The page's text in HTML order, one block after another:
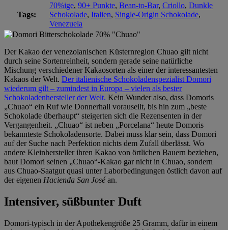
Tags:
70%ige, 90+ Punkte, Bean-to-Bar, Criollo, Dunkle
Schokolade, Italien, Single-Origin Schokolade,
Venezuela
Der Kakao der venezolanischen Küsternregion Chuao gilt nicht
durch seine Sortenreinheit, sondern gerade seine natürliche
Mischung verschiedener Kakaosorten als einer der interessantesten
Kakaos der Welt. Der italienische Schokoladenspezialist Domori
wiederum gilt – zumindest in Europa – vielen als bester
Schokoladenhersteller der Welt. Kein Wunder also, dass Domoris
„Chuao“ ein Ruf wie Donnerhall vorauseilt, bis hin zum „beste
Schokolade überhaupt“ steigerten sich die Rezensenten in der
Vergangenheit. „Chuao“ ist neben „Porcelana“ heute Domoris
bekannteste Schokoladensorte. Dabei muss klar sein, dass Domori
auf der Suche nach Perfektion nichts dem Zufall überlässt. Wo
andere Kleinhersteller ihren Kakao von örtlichen Bauern beziehen,
baut Domori seinen „Chuao“-Kakao gar nicht in Chuao, sondern
aus Chuao-Saatgut quasi unter Laborbedingungen östlich davon auf
der eigenen Hacienda San Joséan.
Intensiver, süßbunter Duft
Domori-typisch in der Apothekengröße 25 Gramm, dafür in einem